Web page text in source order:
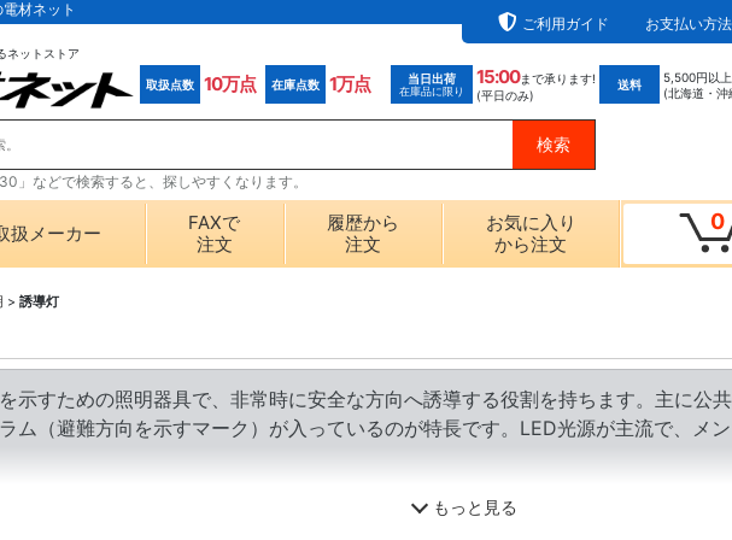
材ネット
ご利用ガイド
お支払い方法
ネットストア
取扱点数 10万点 在庫点数 1万点 当日出荷
在庫品に限り
15:00まで承ります!
(平日のみ)
送料
5,500円以
(北海道・
」などで検索すると、探しやすくなります。
扱メーカー
FAXで
注文
履歴から
注文
お気に入り
から注文
0
> 誘導灯
示すための照明器具で、非常時に安全な方向へ誘導する役割を持ちます。主に公
ム（避難方向を示すマーク）が入っているのが特長です。LED光源が主流で、メ
もっと見る